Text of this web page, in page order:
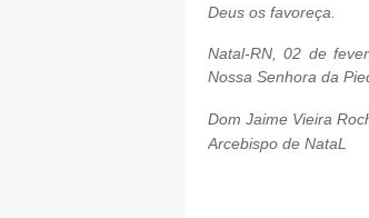
Deus os favoreça.
Natal-RN, 02 de
Nossa Senhora da
Dom Jaime Vieira
Arcebispo de NataL